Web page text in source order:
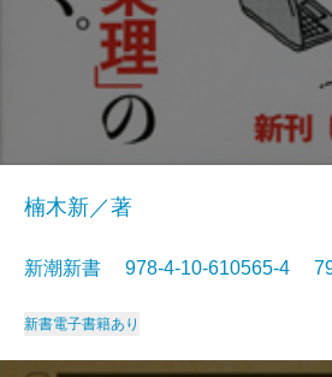
楠木新／著
新潮新書 978-4-10-610565-4
新書電子書籍あり